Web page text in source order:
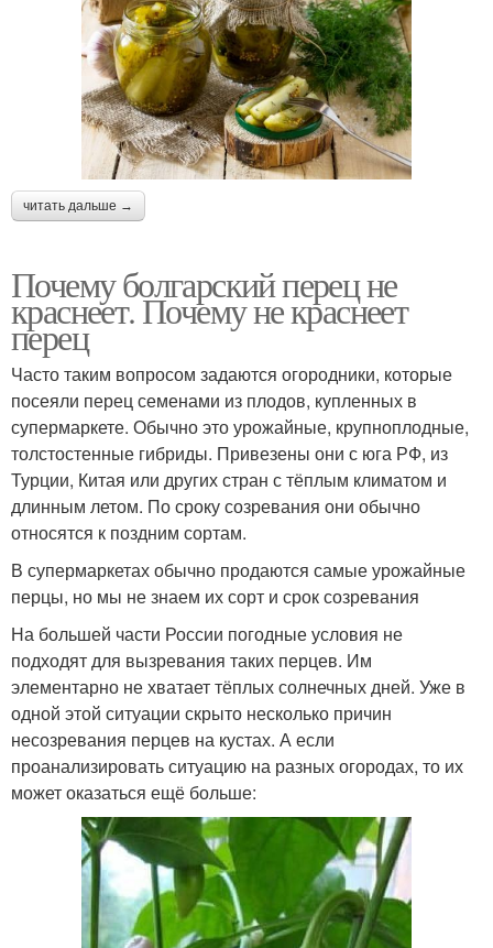
читать дальше →
Почему болгарский перец не
краснеет. Почему не краснеет
перец
Часто таким вопросом задаются огородники, которые
посеяли перец семенами из плодов, купленных в
супермаркете. Обычно это урожайные, крупноплодные,
толстостенные гибриды. Привезены они с юга РФ, из
Турции, Китая или других стран с тёплым климатом и
длинным летом. По сроку созревания они обычно
относятся к поздним сортам.
В супермаркетах обычно продаются самые урожайные
перцы, но мы не знаем их сорт и срок созревания
На большей части России погодные условия не
подходят для вызревания таких перцев. Им
элементарно не хватает тёплых солнечных дней. Уже в
одной этой ситуации скрыто несколько причин
несозревания перцев на кустах. А если
проанализировать ситуацию на разных огородах, то их
может оказаться ещё больше: